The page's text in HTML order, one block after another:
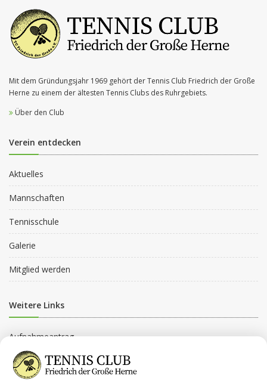
Mit dem Gründungsjahr 1969 gehört der Tennis Club Friedrich der Große
Herne zu einem der ältesten Tennis Clubs des Ruhrgebiets.
Über den Club
Verein entdecken
Aktuelles
Mannschaften
Tennisschule
Galerie
Mitglied werden
Weitere Links
Aufnahmeantrag
Beitragsordnung